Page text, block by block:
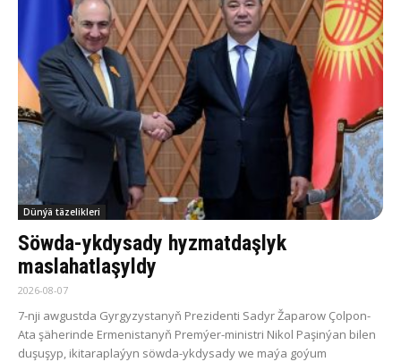
Dünýä täzelikleri
Söwda-ykdysady hyzmatdaşlyk
maslahatlaşyldy
2026-08-07
7-nji awgustda Gyrgyzystanyň Prezidenti Sadyr Žaparow Çolpon-
Ata şäherinde Ermenistanyň Premýer-ministri Nikol Paşinýan bilen
duşuşyp, ikitaraplaýyn söwda-ykdysady we maýa goýum